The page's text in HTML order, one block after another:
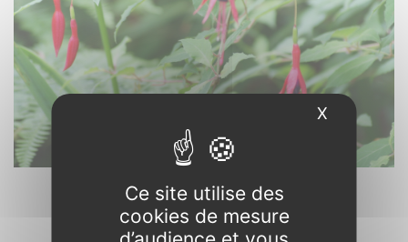
Ce site utilise des
cookies de mesure
X Masquer